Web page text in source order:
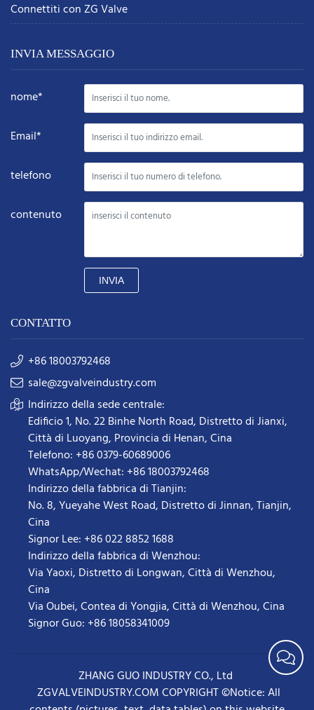
Connettiti con ZG Valve
INVIA MESSAGGIO
nome*
Email*
telefono
contenuto
INVIA
CONTATTO
+86 18003792468
sale@zgvalveindustry.com
Indirizzo della sede centrale:
Edificio 1, No. 22 Binhe North Road, Distretto di Jianxi,
Città di Luoyang, Provincia di Henan, Cina
Telefono: +86 0379-60689006
WhatsApp/Wechat: +86 18003792468
Indirizzo della fabbrica di Tianjin:
No. 8, Yueyahe West Road, Distretto di Jinnan, Tianjin,
Cina
Signor Lee: +86 022 8852 1688
Indirizzo della fabbrica di Wenzhou:
Via Yaoxi, Distretto di Longwan, Città di Wenzhou,
Cina
Via Oubei, Contea di Yongjia, Città di Wenzhou, Cina
Signor Guo: +86 18058341009
ZHANG GUO INDUSTRY CO., Ltd
ZGVALVEINDUSTRY.COM COPYRIGHT ©Notice: All